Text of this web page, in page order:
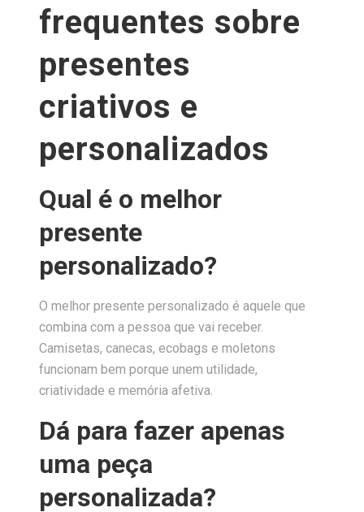
frequentes sobre
presentes
criativos e
personalizados
Qual é o melhor
presente
personalizado?
O melhor presente personalizado é aquele que
combina com a pessoa que vai receber.
Camisetas, canecas, ecobags e moletons
funcionam bem porque unem utilidade,
criatividade e memória afetiva.
Dá para fazer apenas
uma peça
personalizada?